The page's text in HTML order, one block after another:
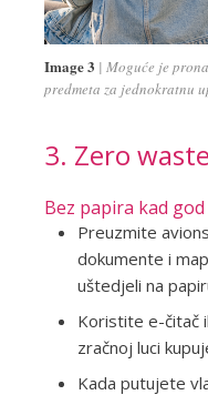
Image 3
Moguće je
predmeta za jednokratnu
3. Zero
Bez papira kad
Preuzmite
dokumente i
uštedjeli na
Koristite e-čitač
zračnoj luci
Kada putujete